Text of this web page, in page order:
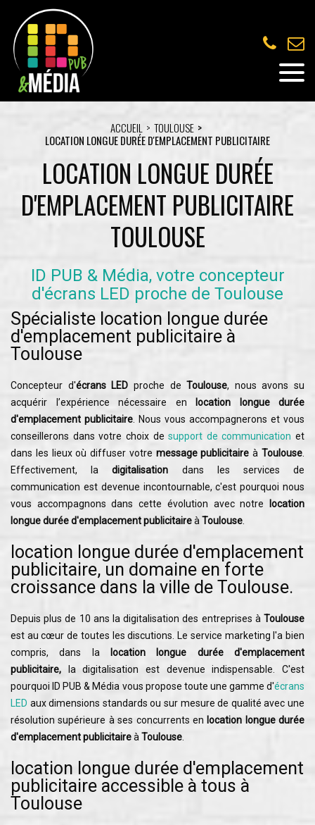
ACCUEIL
TOULOUSE
LOCATION LONGUE DURÉE D'EMPLACEMENT PUBLICITAIRE
LOCATION LONGUE DURÉE
D'EMPLACEMENT PUBLICITAIRE
TOULOUSE
ID PUB & Média, votre concepteur
d'écrans LED proche de Toulouse
Spécialiste location longue durée
d'emplacement publicitaire à
Toulouse
Concepteur d'écrans LED proche deToulouse, nous avons su
acquérir l’expérience nécessaire en
location longue durée
d'emplacement publicitaire . Nous vous accompagnerons et vous
conseillerons dans votre choix desupport de communication et
dans les lieux où diffuser votre message publicitaire àToulouse
Effectivement, ladigitalisation dans les services de
communication est devenue incontournable, c'est pourquoi nous
vous accompagnons dans cette évolution avec notre
location
longue durée d'emplacement publicitaireà Toulouse
location longue durée d'emplacement
publicitaire, un domaine en forte
croissance dans la ville de Toulouse.
Depuis plus de 10 ans la digitalisation des entreprises à Toulouse
est au cœur de toutes les discutions. Le service marketing l'a bien
compris, dans la
location longue durée d'emplacement
publicitaire, la digitalisation est devenue indispensable. C'est
pourquoi ID PUB & Média vous propose toute une gamme d'écrans
LED aux dimensions standards ou sur mesure de qualité avec une
résolution supérieure à ses concurrents en location longue durée
d'emplacement publicitaireà Toulouse
location longue durée d'emplacement
publicitaire accessible à tous à
Toulouse